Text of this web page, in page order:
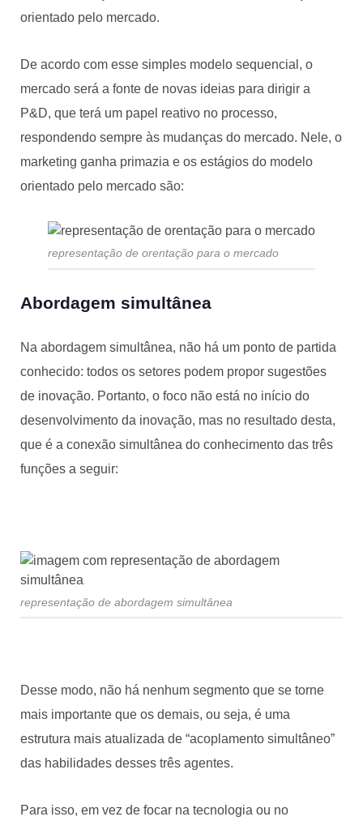
orientado pelo mercado.
De acordo com esse simples modelo sequencial, o
mercado será a fonte de novas ideias para dirigir a
P&D, que terá um papel reativo no processo,
respondendo sempre às mudanças do mercado. Nele, o
marketing ganha primazia e os estágios do modelo
orientado pelo mercado são:
representação de orentação para o mercado
Abordagem simultânea
Na abordagem simultânea, não há um ponto de partida
conhecido: todos os setores podem propor sugestões
de inovação. Portanto, o foco não está no início do
desenvolvimento da inovação, mas no resultado desta,
que é a conexão simultânea do conhecimento das três
funções a seguir:
representação de abordagem simultânea
Desse modo, não há nenhum segmento que se torne
mais importante que os demais, ou seja, é uma
estrutura mais atualizada de “acoplamento simultâneo”
das habilidades desses três agentes.
Para isso, em vez de focar na tecnologia ou no